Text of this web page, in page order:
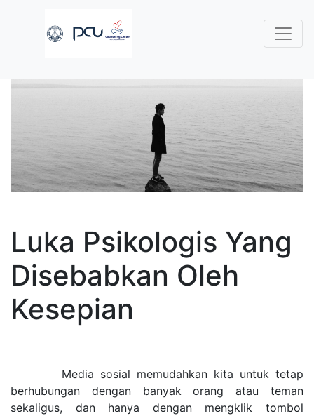
Luka Psikologis Yang
Disebabkan Oleh
Kesepian
Media sosial memudahkan kita untuk tetap
berhubungan dengan banyak orang atau teman
sekaligus, dan hanya dengan mengklik tombol